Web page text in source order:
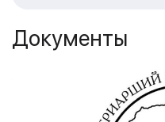
Документы